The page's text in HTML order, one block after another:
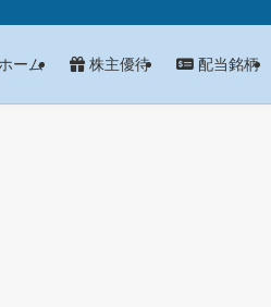
ーム 株主優待 配当銘柄